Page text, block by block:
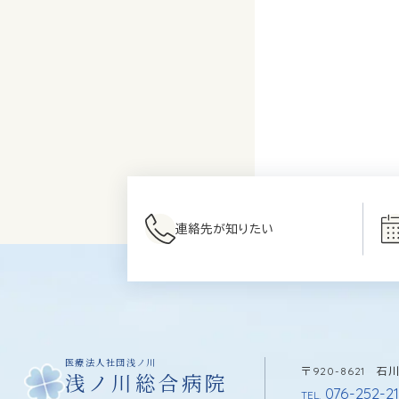
連絡先が知りたい
医療法人社団浅ノ川
浅ノ川総合病院
〒920-8621 石川
TEL. 076-252-